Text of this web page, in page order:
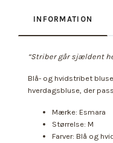
INFORMATION
“Striber går sjældent
Blå- og hvidstribet
hverdagsbluse, der
Mærke: Esmara
Størrelse: M
Farver: Blå og